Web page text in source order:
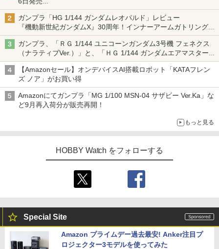
チューバ、テナサクなど5種各3色
ガンプラ「HG 1/144 ガンダムレオパルド」レビュー
『機動新世紀ガンダムX』30周年！インナーアームガトリングの
変形機構まで再現し最新フォーマットでキット化！
ガンプラ、「ＲＧ 1/144 ユニコーンガンダム3号機 フェネクス
（ナラティブVer.）」と、「ＨＧ 1/144 ガンダムエアマスターバ
ースト」再販
【Amazonセール】オンデバイスAI搭載ロボット「KATAフレン
ズ ノア」がお買い得
Amazonにてガンプラ「MG 1/100 MSN-04 サザビー Ver.Ka」な
ど9月再入荷分が販売再開！
もっと見る
HOBBY Watch をフォローする
Special Site
Amazon プライムデー過去最安! Anker注目プ
ロジェクター3モデルを使ってみた